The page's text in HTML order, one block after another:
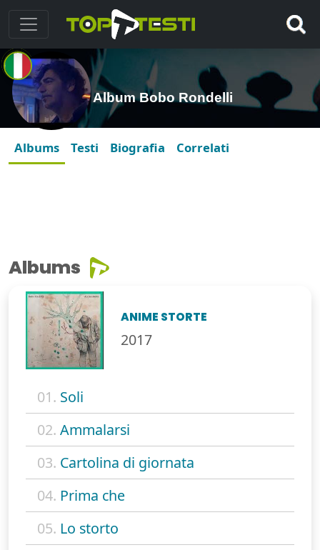
Album Bobo Rondelli
Albums Testi Biografia Correlati
Albums
ANIME STORTE
2017
01. Soli
02. Ammalarsi
03. Cartolina di giornata
04. Prima che
05. Lo storto